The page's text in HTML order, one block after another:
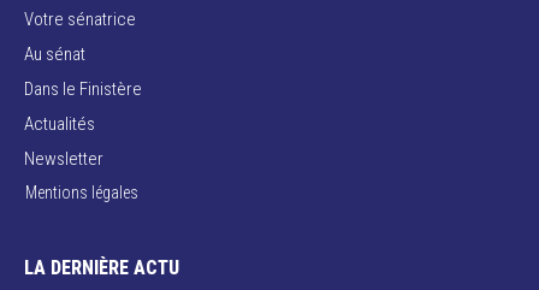
Votre sénatrice
Au sénat
Dans le Finistère
Actualités
Newsletter
Mentions légales
LA DERNIÈRE ACTU